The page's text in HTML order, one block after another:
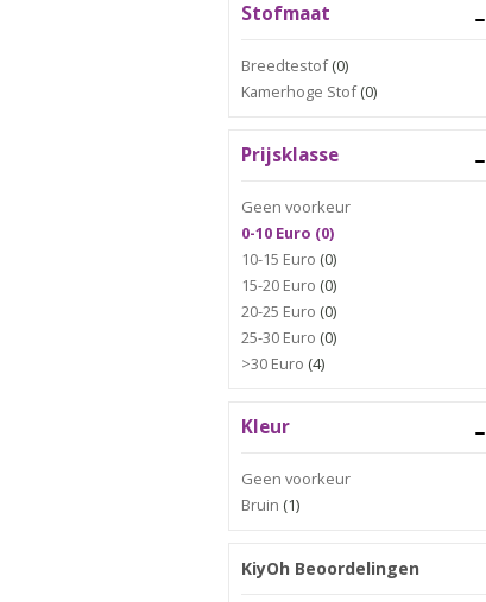
Stofmaat
Breedtestof(0)
Kamerhoge Stof(0)
Prijsklasse
Geen voorkeur
0-10 Euro (0)
10-15 Euro (0)
15-20 Euro (0)
20-25 Euro (0)
25-30 Euro (0)
>30 Euro (4)
Kleur
Geen voorkeur
Bruin (1)
KiyOh Beoordelingen